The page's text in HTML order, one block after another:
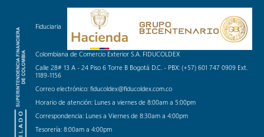
Fiduciaria
Colombiana de Comercio Exterior S.A. FIDUCOLDEX
Calle 28# 13 A - 24 Piso 6 Torre B Bogotá D.C. - PBX: (+57) 601 747 0909 Ext.
1189-1156
Correo electrónico: fiducoldex@fiducoldex.com.co
Horario de atención: Lunes a viernes de 8:00am a 5:00pm
Correspondencia: Lunes a Viernes de 8:30am a 4:00pm
Tesorería: 8:00am a 4:00pm